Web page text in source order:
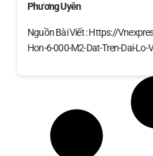
Phương Uyên
Nguồn Bài Viết : Https://
Hon-6-000-M2-Dat-Tren-Dai-